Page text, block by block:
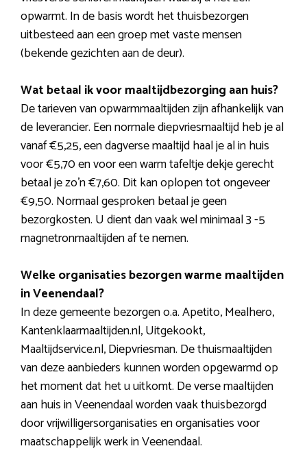
opwarmt. In de basis wordt het thuisbezorgen
uitbesteed aan een groep met vaste mensen
(bekende gezichten aan de deur).
Wat betaal ik voor maaltijdbezorging aan huis?
De tarieven van opwarmmaaltijden zijn afhankelijk van
de leverancier. Een normale diepvriesmaaltijd heb je al
vanaf €5,25, een dagverse maaltijd haal je al in huis
voor €5,70 en voor een warm tafeltje dekje gerecht
betaal je zo’n €7,60. Dit kan oplopen tot ongeveer
€9,50. Normaal gesproken betaal je geen
bezorgkosten. U dient dan vaak wel minimaal 3 -5
magnetronmaaltijden af te nemen.
Welke organisaties bezorgen warme maaltijden
in Veenendaal?
In deze gemeente bezorgen o.a. Apetito, Mealhero,
Kantenklaarmaaltijden.nl, Uitgekookt,
Maaltijdservice.nl, Diepvriesman. De thuismaaltijden
van deze aanbieders kunnen worden opgewarmd op
het moment dat het u uitkomt. De verse maaltijden
aan huis in Veenendaal worden vaak thuisbezorgd
door vrijwilligersorganisaties en organisaties voor
maatschappelijk werk in Veenendaal.